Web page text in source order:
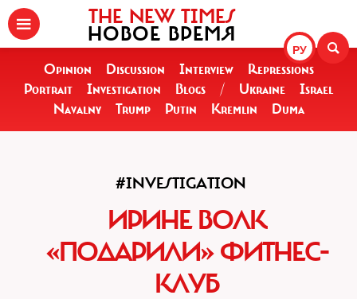
РУ
THE NEW TIMES
НОВОЕ ВРЕМЯ
Opinion Discussion Interview
Repressions
Portrait
Investigation Blogs / Ukraine
Israel
Navalny
Trump Putin Kremlin Duma
#INVESTIGATION
ИРИНЕ ВОЛК
«ПОДАРИЛИ» ФИТНЕС-
КЛУБ